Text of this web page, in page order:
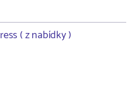
( z nabídky )